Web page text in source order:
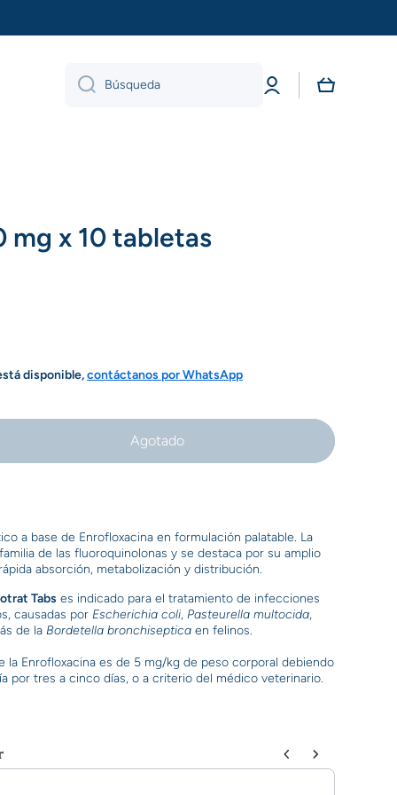
Búsqueda
Iniciar
sesión
Carrito
mg x 10 tabletas
disponible,contáctanos por WhatsApp
Agotado
a base de Enrofloxacina en formulación palatable. La
de las fluoroquinolonas y se destaca por su amplio
absorción, metabolización y distribución.
Tabs es indicado para el tratamiento de infecciones
causadas por Escherichia coli, Pasteurella multocida,
de la Bordetella bronchiseptica en felinos.
la Enrofloxacina es de 5 mg/kg de peso corporal debiendo
por tres a cinco días, o a criterio del médico veterinario.
to navigate through product recommendations, or scroll